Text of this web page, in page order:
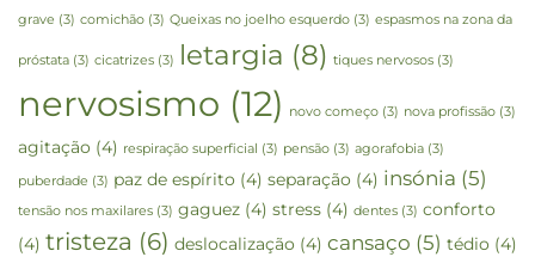
grave (3) comichão (3) Queixas no joelho esquerdo (3) espasmos na zona da
próstata (3) cicatrizes (3) letargia (8) tiques nervosos (3)
nervosismo (12) novo começo (3) nova profissão (3)
agitação (4) respiração superficial (3) pensão (3) agorafobia (3)
puberdade (3) paz de espírito (4) separação (4) insónia (5)
tensão nos maxilares (3) gaguez (4) stress (4) dentes (3) conforto
(4) tristeza (6) deslocalização (4) cansaço (5) tédio (4)